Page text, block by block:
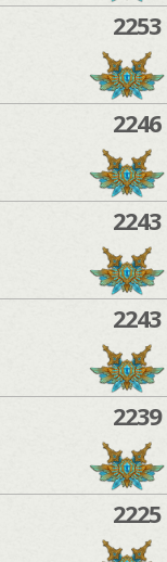
2253
2246
2243
2243
2239
2225